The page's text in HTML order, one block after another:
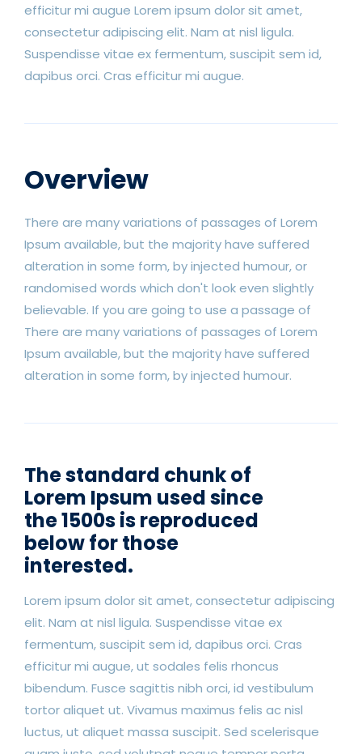
efficitur mi augue Lorem ipsum dolor sit amet,
consectetur adipiscing elit. Nam at nisl ligula.
Suspendisse vitae ex fermentum, suscipit sem id,
dapibus orci. Cras efficitur mi augue.
Overview
There are many variations of passages of Lorem
Ipsum available, but the majority have suffered
alteration in some form, by injected humour, or
randomised words which don't look even slightly
believable. If you are going to use a passage of
There are many variations of passages of Lorem
Ipsum available, but the majority have suffered
alteration in some form, by injected humour.
The standard chunk of
Lorem Ipsum used since
the 1500s is reproduced
below for those
interested.
Lorem ipsum dolor sit amet, consectetur adipiscing
elit. Nam at nisl ligula. Suspendisse vitae ex
fermentum, suscipit sem id, dapibus orci. Cras
efficitur mi augue, ut sodales felis rhoncus
bibendum. Fusce sagittis nibh orci, id vestibulum
tortor aliquet ut. Vivamus maximus felis ac nisl
luctus, ut aliquet massa suscipit. Sed scelerisque